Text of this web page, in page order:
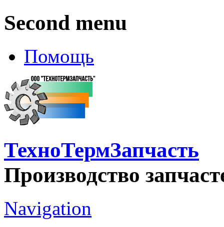
Second menu
Помощь
ТехноТермЗапчасть
Производство
Navigation